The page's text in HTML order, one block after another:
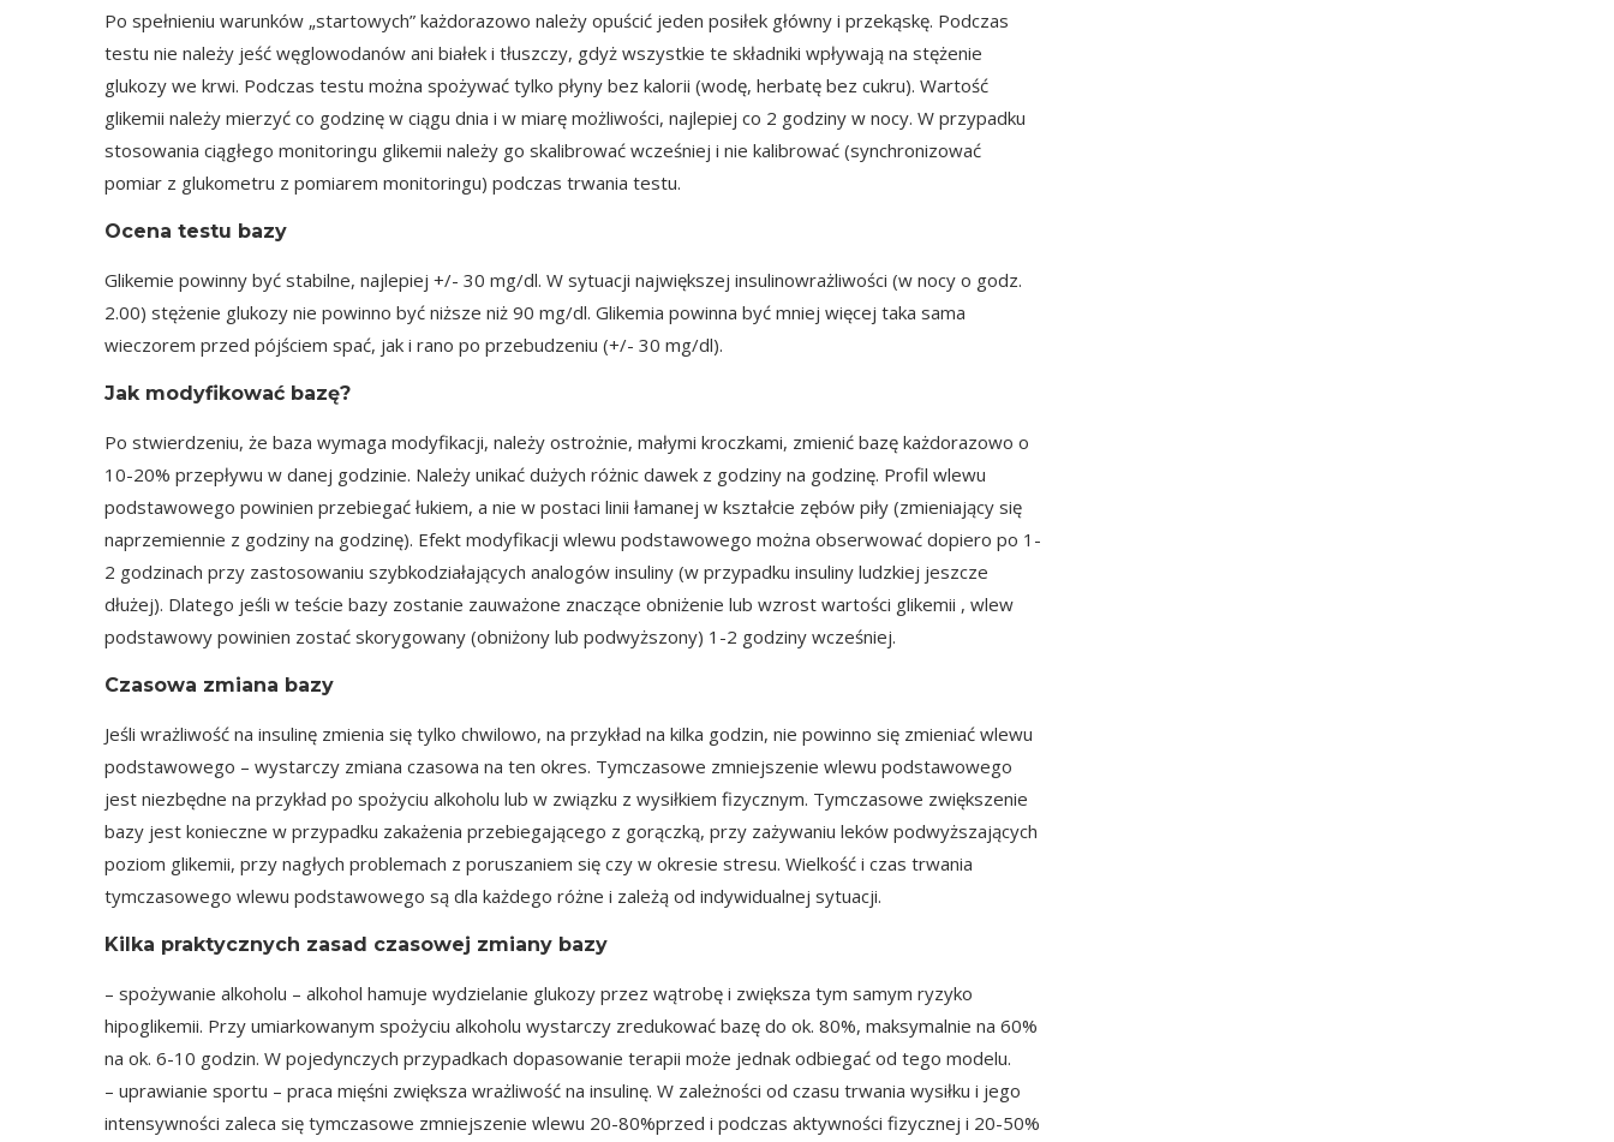
Po spełnieniu warunków „startowych” każdorazowo należy opuścić jeden posiłek główny i przekąskę. Podczas
testu nie należy jeść węglowodanów ani białek i tłuszczy, gdyż wszystkie te składniki wpływają na stężenie
glukozy we krwi. Podczas testu można spożywać tylko płyny bez kalorii (wodę, herbatę bez cukru). Wartość
glikemii należy mierzyć co godzinę w ciągu dnia i w miarę możliwości, najlepiej co 2 godziny w nocy. W przypadku
stosowania ciągłego monitoringu glikemii należy go skalibrować wcześniej i nie kalibrować (synchronizować
pomiar z glukometru z pomiarem monitoringu) podczas trwania testu.
Ocena testu bazy
Glikemie powinny być stabilne, najlepiej +/- 30 mg/dl. W sytuacji największej insulinowrażliwości (w nocy o godz.
2.00) stężenie glukozy nie powinno być niższe niż 90 mg/dl. Glikemia powinna być mniej więcej taka sama
wieczorem przed pójściem spać, jak i rano po przebudzeniu (+/- 30 mg/dl).
Jak modyfikować bazę?
Po stwierdzeniu, że baza wymaga modyfikacji, należy ostrożnie, małymi kroczkami, zmienić bazę każdorazowo o
10-20% przepływu w danej godzinie. Należy unikać dużych różnic dawek z godziny na godzinę. Profil wlewu
podstawowego powinien przebiegać łukiem, a nie w postaci linii łamanej w kształcie zębów piły (zmieniający się
naprzemiennie z godziny na godzinę). Efekt modyfikacji wlewu podstawowego można obserwować dopiero po 1-
2 godzinach przy zastosowaniu szybkodziałających analogów insuliny (w przypadku insuliny ludzkiej jeszcze
dłużej). Dlatego jeśli w teście bazy zostanie zauważone znaczące obniżenie lub wzrost wartości glikemii , wlew
podstawowy powinien zostać skorygowany (obniżony lub podwyższony) 1-2 godziny wcześniej.
Czasowa zmiana bazy
Jeśli wrażliwość na insulinę zmienia się tylko chwilowo, na przykład na kilka godzin, nie powinno się zmieniać wlewu
podstawowego – wystarczy zmiana czasowa na ten okres. Tymczasowe zmniejszenie wlewu podstawowego
jest niezbędne na przykład po spożyciu alkoholu lub w związku z wysiłkiem fizycznym. Tymczasowe zwiększenie
bazy jest konieczne w przypadku zakażenia przebiegającego z gorączką, przy zażywaniu leków podwyższających
poziom glikemii, przy nagłych problemach z poruszaniem się czy w okresie stresu. Wielkość i czas trwania
tymczasowego wlewu podstawowego są dla każdego różne i zależą od indywidualnej sytuacji.
Kilka praktycznych zasad czasowej zmiany bazy
– spożywanie alkoholu – alkohol hamuje wydzielanie glukozy przez wątrobę i zwiększa tym samym ryzyko
hipoglikemii. Przy umiarkowanym spożyciu alkoholu wystarczy zredukować bazę do ok. 80%, maksymalnie na 60%
na ok. 6-10 godzin. W pojedynczych przypadkach dopasowanie terapii może jednak odbiegać od tego modelu.
– uprawianie sportu – praca mięśni zwiększa wrażliwość na insulinę. W zależności od czasu trwania wysiłku i jego
intensywności zaleca się tymczasowe zmniejszenie wlewu 20-80%przed i podczas aktywności fizycznej i 20-50%